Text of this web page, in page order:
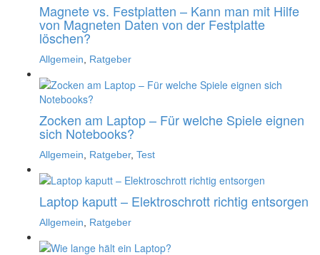
Magnete vs. Festplatten – Kann man mit Hilfe
von Magneten Daten von der Festplatte
löschen?
Allgemein Ratgeber
Zocken am Laptop – Für welche Spiele eignen
sich Notebooks?
Allgemein Ratgeber, Test
Laptop kaputt – Elektroschrott richtig entsorgen
Allgemein Ratgeber